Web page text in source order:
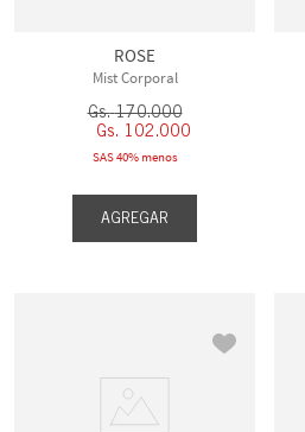
ROSE
Mist Corporal
Gs. 170.000
Gs. 102.000
SAS 40% menos
AGREGAR